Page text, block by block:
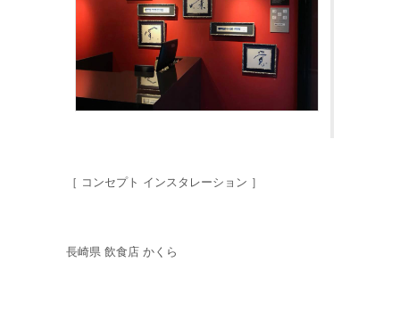
［ コンセプト インスタレーション ］
長崎県 飲食店 かくら